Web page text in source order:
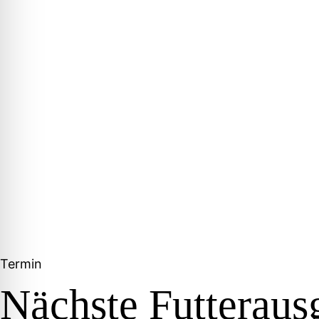
Termin
Nächste